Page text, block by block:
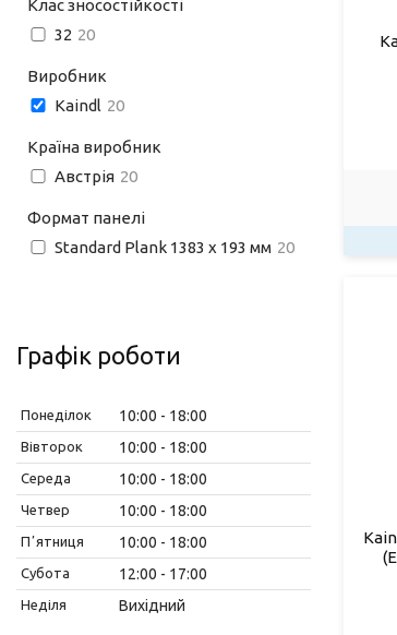
Клас зносостійкості
32 20
Виробник
Kaindl 20
Країна виробник
Австрія 20
Формат панелі
Standard Plank 1383 х 193 мм 20
Графік роботи
Понеділок 10:00 18:00
Вівторок 10:00 18:00
Середа 10:00 18:00
Четвер 10:00 18:00
Пʼятниця 10:00 18:00
Субота 12:00 17:00
Неділя Вихідний